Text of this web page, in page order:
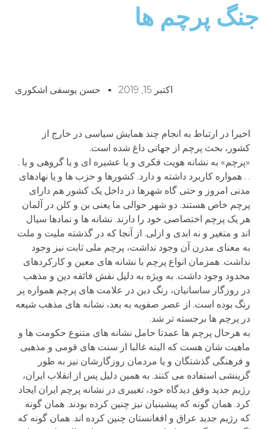
جنگ پرچم ها
اکتبر 15, 2019 حسن یوسفی اشکوری
اخیرا در ارتباط به انجام چند همایش سیاسی در خارج از
کشور، بحث پرچم از جهاتی داغ شده است.
«پرچم» به نشانه هویت فکری و یا عشیره ای و یا گروهی و یا .
. . همواره کاربرد داشته و دارد. کشورها و حزب ها و یا نهادهای
مدنی امروز و حتی گاه شهرها در داخل یک کشور هم دارای
پرچم خاص هستند. دو شهر حوالی ما یعنی بن و کلن در آلمان
هر یک پرچم اختصاصی خود را دارند. نشانه ها و نمادها سیال
اند و متغیر و نه ابدی و ازلی. از آنجا که در گذشته ملیت و ملت
به معنای مدرن آن وجود نداشت، پرچم ملی ثابت نیز وجود
نداشت. همزمان انواع پرچم با نشانه های معین و کارکردهای
محدود وجود داشت. به ویژه به دلیل نقش فائقه دین و مذهب
در روزگار ساسانیان، رنگ دین در علامت های پرچم همواره پر
رنگ بوده است. از عصر صفویه به بعد، نشانه های مذهب شیعه
در پرچم ها برجسته تر شد.
به هرحال پرچم ها عمدتا حامل نشانه های متنوع حکومت ها و
ماهیت شان هست که البته غالبا از سنت های قومی و مذهبی
و فرهنگی گذشتگان و یا مردمان روزگارشان نیز به طور
گزینشی استفاده می کنند. به همین دلیل پس از انقلاب ایران،
رژیم جدید وفق دیدگاه خود، تغییری در نشانه پرچم ایران ایجاد
کرد. همان گونه که پیشینیان نیز چنین کرده بودند. همان گونه
که رژیم جدید عراق و افغانستان چنین کرده اند. همان گونه که